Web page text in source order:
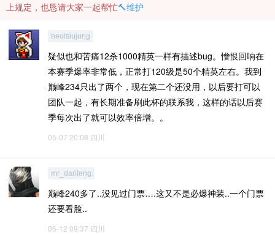
上规定，也恳请大家一起帮忙🔨维护
heoisiujung
疑似也和苦痛12杀1000精英一样有描述bug。憎恨回响在
本赛季爆率非常低，正常打120级是50个精英左右。我到
巅峰234只出了两个，现在第二个还没用，以后要打可以
团队一起，有长期准备刷此杯的联系我，这样的话以后赛
季每次出了就可以效率倍增。。
05-07 20:08 四川
mr_danteng
巅峰240多了..没见过门票….这又不是必爆神装..一个门票
还要看脸..
05-12 09:37 四川